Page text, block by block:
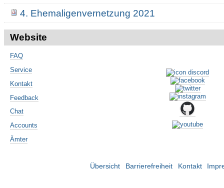
4. Ehemaligenvernetzung 2021
Website
FAQ
Service
Kontakt
Feedback
Chat
Accounts
Ämter
Übersicht Barrierefreiheit Kontakt